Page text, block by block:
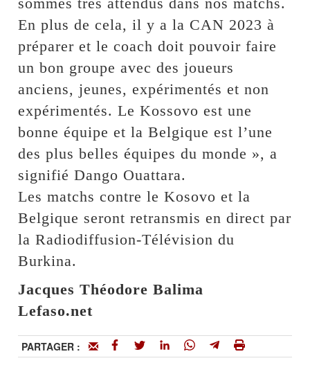
En plus de cela, il y a la CAN 2023 à
préparer et le coach doit pouvoir faire
un bon groupe avec des joueurs
anciens, jeunes, expérimentés et non
expérimentés. Le Kossovo est une
bonne équipe et la Belgique est l’une
des plus belles équipes du monde », a
signifié Dango Ouattara.
Les matchs contre le Kosovo et la
Belgique seront retransmis en direct par
la Radiodiffusion-Télévision du
Burkina.
Jacques Théodore Balima
Lefaso.net
PARTAGER :